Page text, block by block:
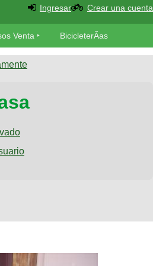
Ingresar Crear una cuenta
Venta BicicleterÃ­as